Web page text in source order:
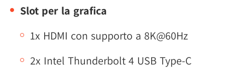
Slot per la grafica
1x HDMI con supporto a 8K@60Hz
2x Intel Thunderbolt 4 USB Type-C